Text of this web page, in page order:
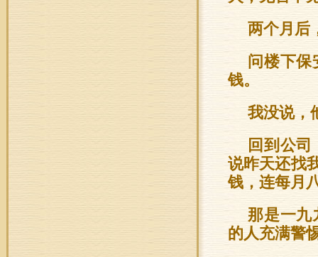
两个月后
问楼下保
钱。
我没说，
回到公
说昨天还找
钱，连每月
那是一九
的人充满警